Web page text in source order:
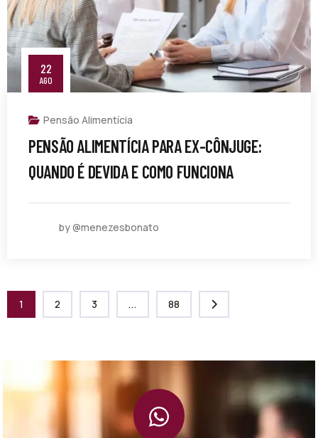
22
AGO
Pensão Alimentícia
PENSÃO ALIMENTÍCIA PARA EX-CÔNJUGE:
QUANDO É DEVIDA E COMO FUNCIONA
by @menezesbonato
1 2 3 ... 88